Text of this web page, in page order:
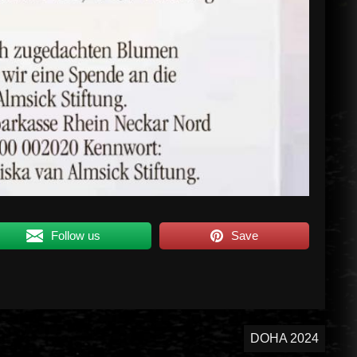
Follow us Save
DOHA 2024